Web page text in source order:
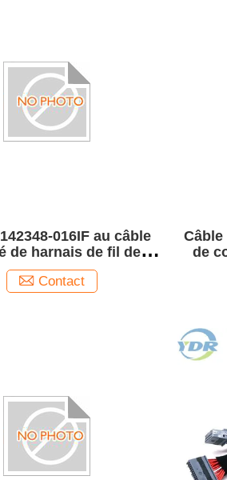
016IF au câble
de harnais de fil de
de Molex 43025-1600
Contact
Câble
de